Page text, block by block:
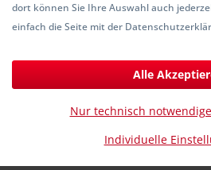
4,50 € *
Sofort versandfertig, Lieferzeit ca.
In den
dort können Sie Ihre Auswahl auch
einfach die Seite mit der
Individuelle
Nur technisch
Alle